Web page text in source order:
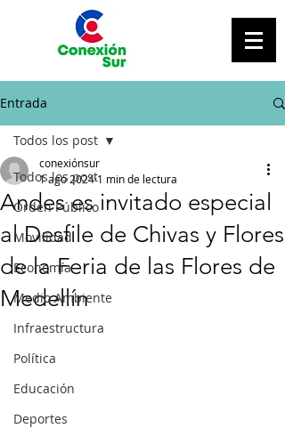
Entrada
Todos los post
Orden Público
Movilidad
Economía
Medio Ambiente
Infraestructura
Política
Educación
Deportes
Todos los post
Andes es invitado especial
al Desfile de Chivas y Flores
de la Feria de las Flores de
Medellín
conexiónsur
1 ago 20241 min de lectura